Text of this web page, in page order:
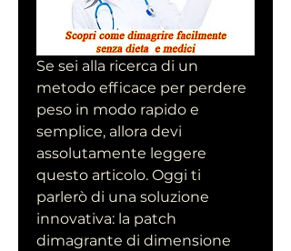
Se sei alla ricerca di un
metodo efficace per perdere
peso in modo rapido e
semplice, allora devi
assolutamente leggere
questo articolo. Oggi ti
parlerò di una soluzione
innovativa: la patch
dimagrante di dimensione